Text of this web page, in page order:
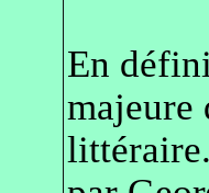
En
majeure